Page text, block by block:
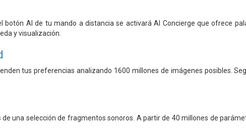
botón AI de tu mando a distancia se activará AI Concierge que ofrece
y visualización.
tus preferencias analizando 1600 millones de imágenes posibles.
de una selección de fragmentos sonoros. A partir de 40 millones de